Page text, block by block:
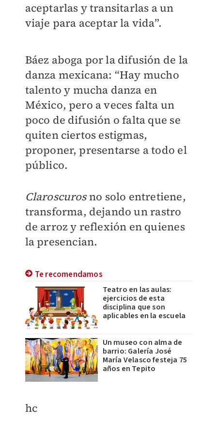
aceptarlas y transitarlas a un
viaje para aceptar la vida”.
Báez aboga por la difusión de la
danza mexicana: “Hay mucho
talento y mucha danza en
México, pero a veces falta un
poco de difusión o falta que se
quiten ciertos estigmas,
proponer, presentarse a todo el
público.
Claroscurosno solo entretiene,
transforma, dejando un rastro
de arroz y reflexión en quienes
la presencian.
Te recomendamos
Teatro en las aulas:
ejercicios de esta
disciplina que son
aplicables en la escuela
Un museo con alma de
barrio: Galería José
María Velasco festeja 75
años en Tepito
​hc